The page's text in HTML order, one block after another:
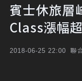
賓士休旅層
Class漲幅
2018-06-25 22:00 聯